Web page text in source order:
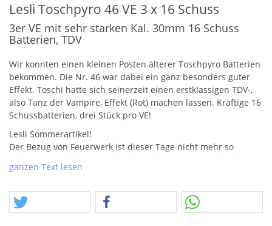
Lesli Toschpyro 46 VE 3 x 16 Schuss
3er VE mit sehr starken Kal. 30mm 16 Schuss
Batterien, TDV
Wir konnten einen kleinen Posten älterer Toschpyro Batterien
bekommen. Die Nr. 46 war dabei ein ganz besonders guter
Effekt. Toschi hatte sich seinerzeit einen erstklassigen TDV-,
also Tanz der Vampire, Effekt (Rot) machen lassen. Kräftige 16
Schussbatterien, drei Stück pro VE!
Lesli Sommerartikel!
Der Bezug von Feuerwerk ist dieser Tage nicht mehr so
sind die Lager der Importeure, insbesondere in Deutschland,
aus sehr gerringer Auftragsanfrage von deutschen Firmen in
China, hat bereits seit Ende letzten Jahres zu einer
ganzen Text lesen